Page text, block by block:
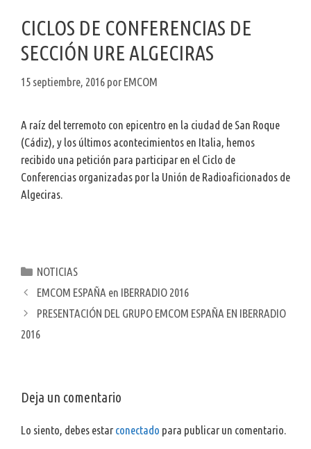
CICLOS DE CONFERENCIAS DE
SECCIÓN URE ALGECIRAS
15 septiembre, 2016 por EMCOM
A raíz del terremoto con epicentro en la ciudad de San Roque
(Cádiz), y los últimos acontecimientos en Italia, hemos
recibido una petición para participar en el Ciclo de
Conferencias organizadas por la Unión de Radioaficionados de
Algeciras.
Categorías
NOTICIAS
EMCOM ESPAÑA en IBERRADIO 2016
PRESENTACIÓN DEL GRUPO EMCOM ESPAÑA EN IBERRADIO
2016
Deja un comentario
Lo siento, debes estar conectado para publicar un comentario.